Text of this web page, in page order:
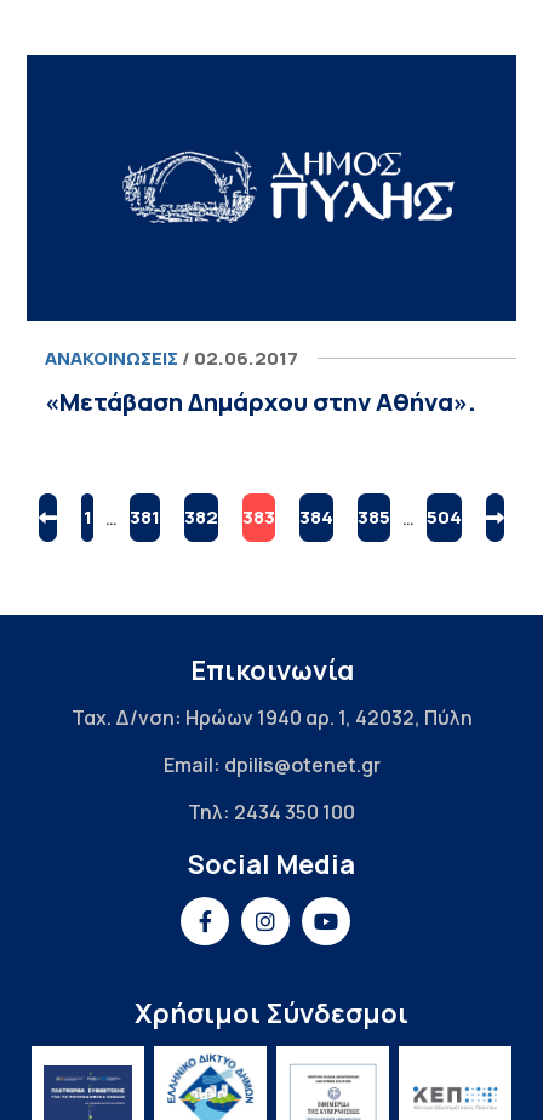
ΑΝΑΚΟΙΝΏΣΕΙΣ / 02.06.2017
«Μετάβαση Δημάρχου στην Αθήνα».
1 … 381 382 383 384 385 … 504
Επικοινωνία
Ταχ. Δ/νση: Ηρώων 1940 αρ. 1, 42032, Πύλη
Email: dpilis@otenet.gr
Τηλ: 2434 350 100
Social Media
Χρήσιμοι Σύνδεσμοι